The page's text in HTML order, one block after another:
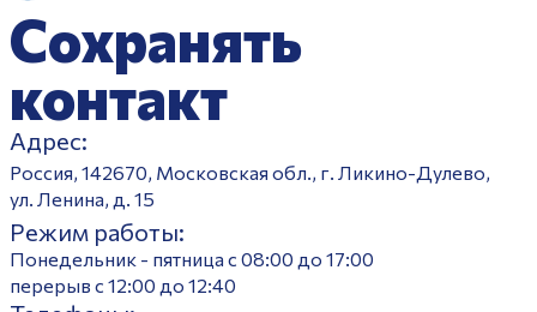
Сохранять
контакт
Адрес:
Россия, 142670, Московская обл., г. Ликино-Дулево,
ул. Ленина, д. 15
Режим работы:
Понедельник - пятница с 08:00 до 17:00
перерыв с 12:00 до 12:40